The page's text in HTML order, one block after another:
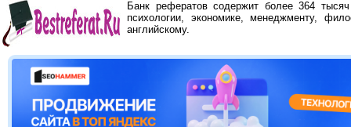
Банк рефератов содержит более 364
психологии, экономике, менеджменту,
английскому.